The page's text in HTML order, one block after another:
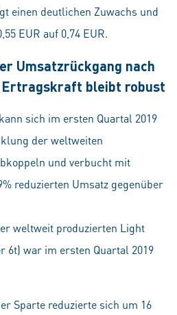
einen deutlichen Zuwachs und
EUR auf 0,74 EUR.
Umsatzrückgang nach
bleibt robust
sich im ersten Quartal 2019
der weltweiten
und verbucht mit
reduzierten Umsatz gegenüber
weltweit produzierten Light
6t) war im ersten Quartal 2019
Sparte reduzierte sich um 16